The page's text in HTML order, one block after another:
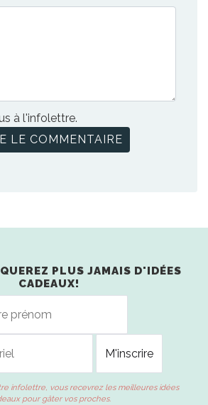
à l'infolettre.
PLUS JAMAIS D'IDÉES
CADEAUX!
infolettre, vous recevrez les meilleures idées
pour gâter vos proches.